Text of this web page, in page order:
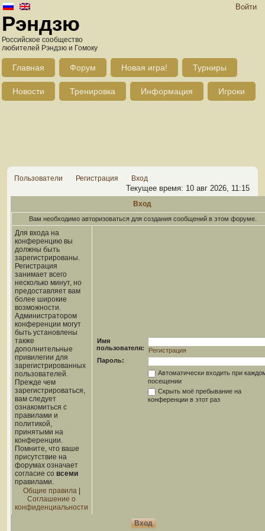
Войти
Рэндзю
Российское сообщество
любителей Рэндзю и Гомоку
Главная Форум Новая игра! Турниры
Новости Тренировка Информация Игроки
Пользователи Регистрация Вход
Текущее время: 10 авг 2026, 11:15
Вход
Вам необходимо авторизоваться для создания сообщений в этом форуме.
Для входа на
конференцию вы
должны быть
зарегистрированы.
Регистрация
занимает всего
несколько минут, но
предоставляет вам
более широкие
возможности.
Администратором
конференции могут
быть установлены
также
дополнительные
привилегии для
зарегистрированных
пользователей.
Прежде чем
зарегистрироваться,
вам следует
ознакомиться с
правилами и
политикой,
принятыми на
конференции.
Помните, что ваше
присутствие на
форумах означает
согласие со всеми
правилами.
Общие правила|
Соглашение о
конфиденциальности
Имя
пользователя:
Регистрация
Пароль:
Автоматически входить при
посещении
Скрыть моё пребывание на
конференции в этот раз